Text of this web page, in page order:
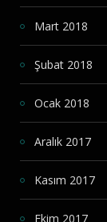
Mart 2018
Şubat 2018
Ocak 2018
Aralık 2017
Kasım 2017
Ekim 2017